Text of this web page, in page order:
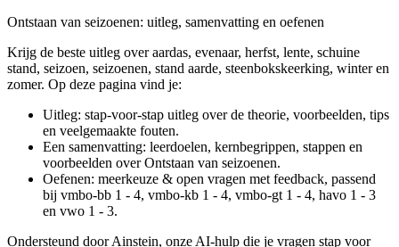
Ontstaan van seizoenen: uitleg, samenvatting en oefenen
Krijg de beste uitleg over aardas, evenaar, herfst, lente, schuine
stand, seizoen, seizoenen, stand aarde, steenbokskeerking, winter en
zomer. Op deze pagina vind je:
Uitleg: stap-voor-stap uitleg over de theorie, voorbeelden, tips
en veelgemaakte fouten.
Een samenvatting: leerdoelen, kernbegrippen, stappen en
voorbeelden overOntstaan van seizoenen.
Oefenen: meerkeuze & open vragen met feedback, passend
bij vmbo-bb 1 - 4, vmbo-kb 1 - 4, vmbo-gt 1 - 4, havo 1 - 3
en vwo 1 - 3.
Ondersteund door Ainstein, onze AI-hulp die je vragen stap voor